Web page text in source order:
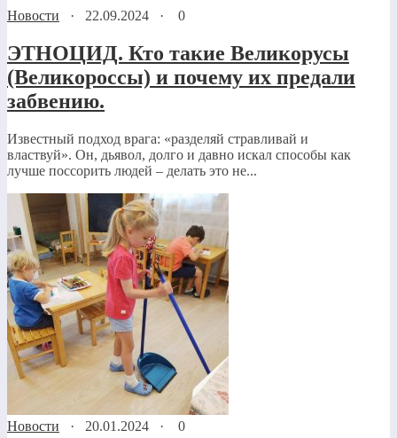
Новости · 22.09.2024 · 0
ЭТНОЦИД. Кто такие Великорусы
(Великороссы) и почему их предали
забвению.
Известный подход врага: «разделяй стравливай и
властвуй». Он, дьявол, долго и давно искал способы как
лучше поссорить людей – делать это не...
Новости · 20.01.2024 · 0